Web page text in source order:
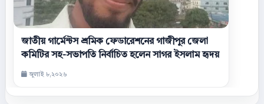
জাতীয় গার্মেন্টস শ্রমিক ফেডারেশনের গাজীপুর জেলা
কমিটির সহ-সভাপতি নির্বাচিত হলেন সাগর ইসলাম হৃদয়
জুলাই ৮,২০২৬